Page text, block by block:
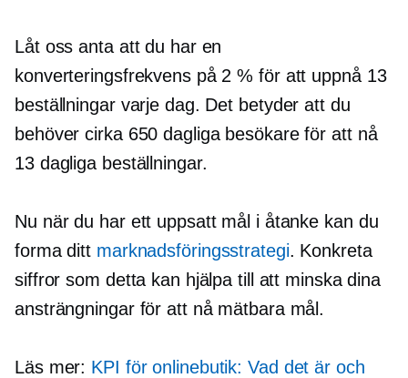
Låt oss anta att du har en
konverteringsfrekvens på 2 % för att uppnå 13
beställningar varje dag. Det betyder att du
behöver cirka 650 dagliga besökare för att nå
13 dagliga beställningar.
Nu när du har ett uppsatt mål i åtanke kan du
forma ditt marknadsföringsstrategi. Konkreta
siffror som detta kan hjälpa till att minska dina
ansträngningar för att nå mätbara mål.
Läs mer: KPI för onlinebutik: Vad det är och